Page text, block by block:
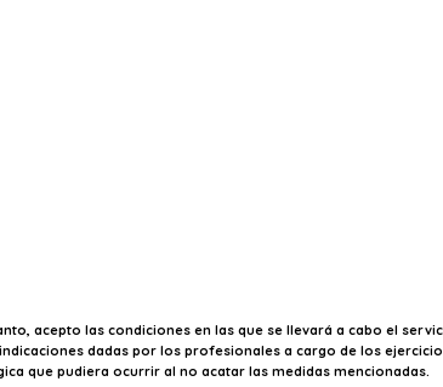
acepto las condiciones en las que se llevará a cabo el
dadas por los profesionales a cargo de los
que pudiera ocurrir al no acatar las medidas mencionadas.